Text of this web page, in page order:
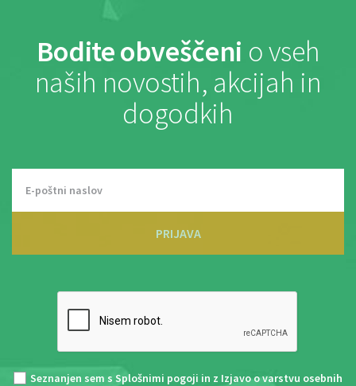
Bodite obveščeni o vseh
naših novostih, akcijah in
dogodkih
PRIJAVA
Seznanjen sem s Splošnimi pogoji in z Izjavo o varstvu osebnih